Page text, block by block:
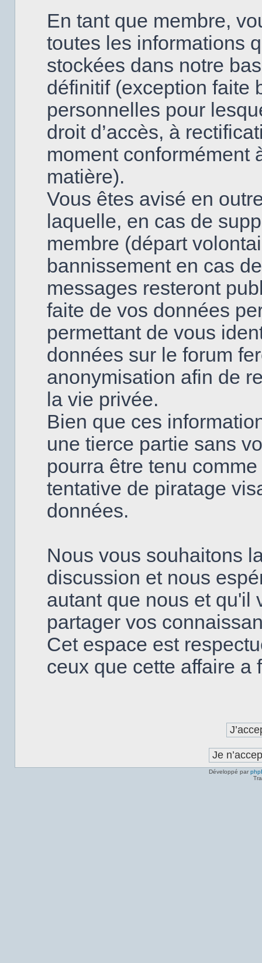
En tant que membre,
toutes les informations
stockées dans notre
définitif (exception faite
personnelles pour
droit d’accès, à
moment conformément
matière).
Vous êtes avisé en
laquelle, en cas de
membre (départ
bannissement en cas
messages resteront
faite de vos données
permettant de vous
données sur le forum
anonymisation afin de
la vie privée.
Bien que ces
une tierce partie sans
pourra être tenu
tentative de piratage
données.
Nous vous souhaitons
discussion et nous
autant que nous et qu'il
partager vos
Cet espace est
ceux que cette affaire a
Développé par